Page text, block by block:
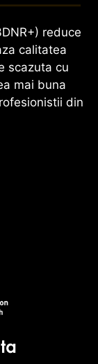
reduce
calitatea
scazuta cu
mai buna
din